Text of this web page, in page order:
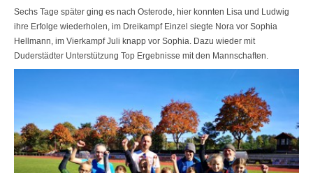
Sechs Tage später ging es nach Osterode, hier konnten Lisa und Ludwig
ihre Erfolge wiederholen, im Dreikampf Einzel siegte Nora vor Sophia
Hellmann, im Vierkampf Juli knapp vor Sophia. Dazu wieder mit
Duderstädter Unterstützung Top Ergebnisse mit den Mannschaften.